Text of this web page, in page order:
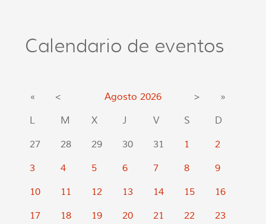
Calendario de eventos
« < Agosto 2026 >
»
L
M X J V S
D
27
28 29 30 31 1
2
3
4 5 6 7 8
9
10
11 12 13 14 15
16
17
18 19 20 21 22
23